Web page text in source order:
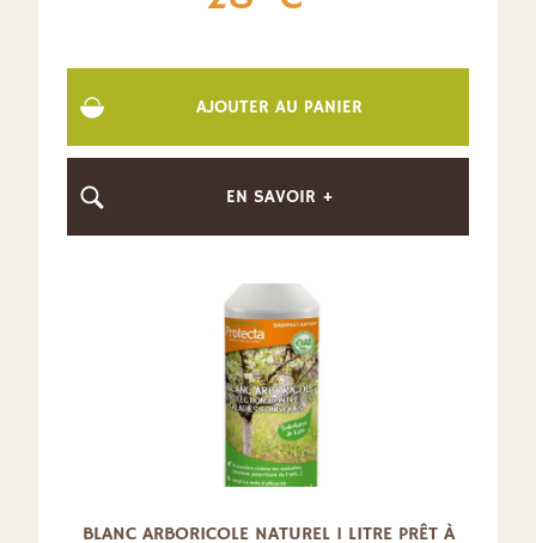
AJOUTER AU PANIER
EN SAVOIR +
BLANC ARBORICOLE NATUREL 1 LITRE PRÊT À